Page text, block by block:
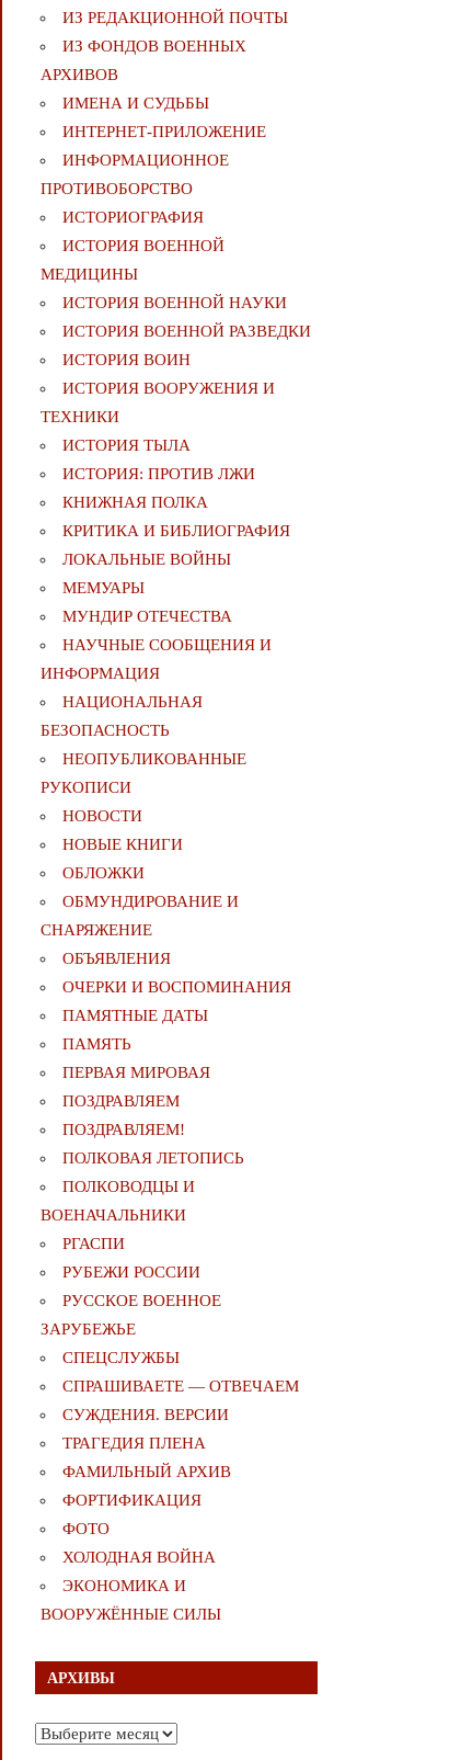
ИЗ РЕДАКЦИОННОЙ ПОЧТЫ
ИЗ ФОНДОВ ВОЕННЫХ
АРХИВОВ
ИМЕНА И СУДЬБЫ
ИНТЕРНЕТ-ПРИЛОЖЕНИЕ
ИНФОРМАЦИОННОЕ
ПРОТИВОБОРСТВО
ИСТОРИОГРАФИЯ
ИСТОРИЯ ВОЕННОЙ
МЕДИЦИНЫ
ИСТОРИЯ ВОЕННОЙ НАУКИ
ИСТОРИЯ ВОЕННОЙ РАЗВЕДКИ
ИСТОРИЯ ВОИН
ИСТОРИЯ ВООРУЖЕНИЯ И
ТЕХНИКИ
ИСТОРИЯ ТЫЛА
ИСТОРИЯ: ПРОТИВ ЛЖИ
КНИЖНАЯ ПОЛКА
КРИТИКА И БИБЛИОГРАФИЯ
ЛОКАЛЬНЫЕ ВОЙНЫ
МЕМУАРЫ
МУНДИР ОТЕЧЕСТВА
НАУЧНЫЕ СООБЩЕНИЯ И
ИНФОРМАЦИЯ
НАЦИОНАЛЬНАЯ
БЕЗОПАСНОСТЬ
НЕОПУБЛИКОВАННЫЕ
РУКОПИСИ
НОВОСТИ
НОВЫЕ КНИГИ
ОБЛОЖКИ
ОБМУНДИРОВАНИЕ И
СНАРЯЖЕНИЕ
ОБЪЯВЛЕНИЯ
ОЧЕРКИ И ВОСПОМИНАНИЯ
ПАМЯТНЫЕ ДАТЫ
ПАМЯТЬ
ПЕРВАЯ МИРОВАЯ
ПОЗДРАВЛЯЕМ
ПОЗДРАВЛЯЕМ!
ПОЛКОВАЯ ЛЕТОПИСЬ
ПОЛКОВОДЦЫ И
ВОЕНАЧАЛЬНИКИ
РГАСПИ
РУБЕЖИ РОССИИ
РУССКОЕ ВОЕННОЕ
ЗАРУБЕЖЬЕ
СПЕЦСЛУЖБЫ
СПРАШИВАЕТЕ — ОТВЕЧАЕМ
СУЖДЕНИЯ. ВЕРСИИ
ТРАГЕДИЯ ПЛЕНА
ФАМИЛЬНЫЙ АРХИВ
ФОРТИФИКАЦИЯ
ФОТО
ХОЛОДНАЯ ВОЙНА
ЭКОНОМИКА И
ВООРУЖЁННЫЕ СИЛЫ
АРХИВЫ
Архивы